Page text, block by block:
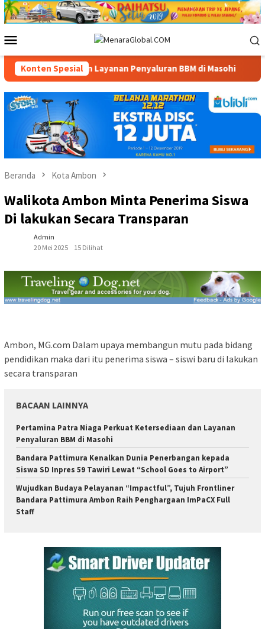
Loncat
ke
Mobile
Konten Spesial
dan Layanan Penyaluran BBM di Masohi Bandara
Beranda Kota Ambon
Walikota Ambon Minta Penerima Siswa
Di lakukan Secara Transparan
Admin
20 Mei 2025
15 Dilihat
Ambon, MG.com Dalam upaya membangun mutu pada bidang
pendidikan maka dari itu penerima siswa – siswi baru di lakukan
secara transparan
BACAAN LAINNYA
Pertamina Patra Niaga Perkuat Ketersediaan dan Layanan
Penyaluran BBM di Masohi
Bandara Pattimura Kenalkan Dunia Penerbangan kepada
Siswa SD Inpres 59 Tawiri Lewat “School Goes to Airport”
Wujudkan Budaya Pelayanan “Impactful”, Tujuh Frontliner
Bandara Pattimura Ambon Raih Penghargaan ImPaCX Full
Staff